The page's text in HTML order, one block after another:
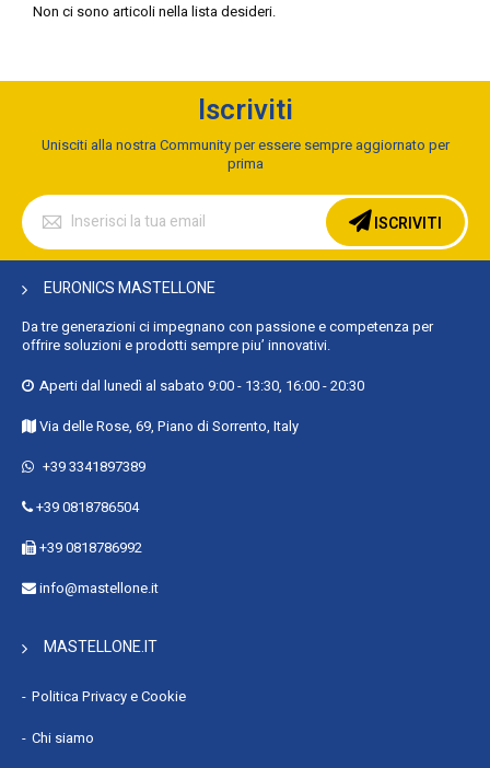
Non ci sono articoli nella lista desideri.
Iscriviti
Unisciti alla nostra Community per essere sempre aggiornato per
prima
Iscriviti
alla
nostra
Newsletter:
ISCRIVITI
EURONICS MASTELLONE
Da tre generazioni ci impegnano con passione e competenza per
offrire soluzioni e prodotti sempre piu’ innovativi.
Aperti dal lunedì al sabato 9:00 - 13:30, 16:00 - 20:30
Via delle Rose, 69, Piano di Sorrento, Italy
+39 3341897389
+39 0818786504
+39 0818786992
info@mastellone.it
MASTELLONE.IT
Politica Privacy e Cookie
Chi siamo